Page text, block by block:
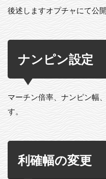
後述しますオプチャにて公
ナンピン設定
マーチン倍率、ナンピン幅
す。
利確幅の変更